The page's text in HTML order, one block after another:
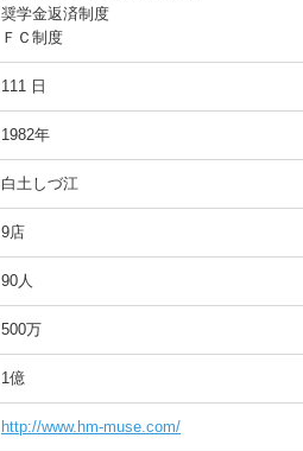
奨学金返済制度
ＦＣ制度
111 日
1982年
白土しづ江
9店
90人
500万
1億
http://www.hm-muse.com/